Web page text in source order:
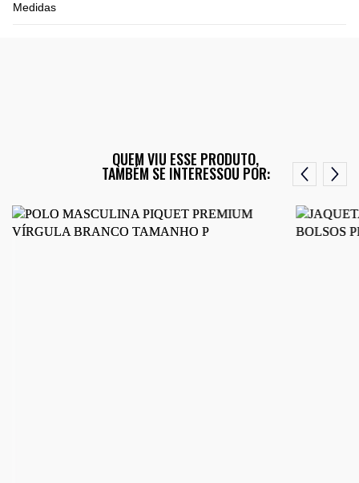
Medidas
QUEM VIU ESSE PRODUTO,
TAMBÉM SE INTERESSOU POR: